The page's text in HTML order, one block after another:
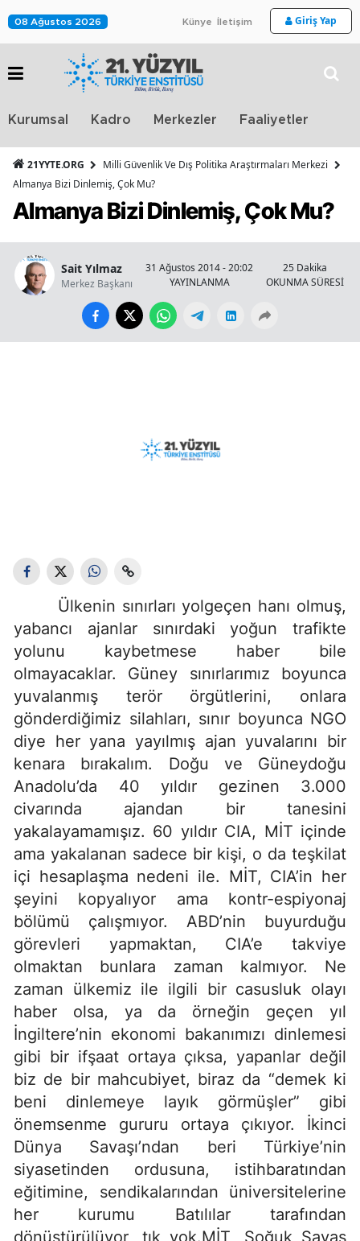
08 Ağustos 2026 Künye İletişim Giriş Yap
Kurumsal Kadro Merkezler Faaliyetler
21YYTE.ORG
Milli Güvenlik Ve Dış Politika Araştırmaları Merkezi
Almanya Bizi Dinlemiş, Çok Mu?
Almanya Bizi Dinlemiş, Çok Mu?
Sait Yılmaz
Merkez Başkanı
31 Ağustos 2014 - 20:02
YAYINLANMA
25 Dakika
OKUNMA SÜRESİ
Ülkenin sınırları yolgeçen hanı olmuş,
yabancı ajanlar sınırdaki yoğun trafikte
yolunu kaybetmese haber bile
olmayacaklar. Güney sınırlarımız boyunca
yuvalanmış terör örgütlerini, onlara
gönderdiğimiz silahları, sınır boyunca NGO
diye her yana yayılmış ajan yuvalarını bir
kenara bırakalım. Doğu ve Güneydoğu
Anadolu’da 40 yıldır gezinen 3.000
civarında ajandan bir tanesini
yakalayamamışız. 60 yıldır CIA, MİT içinde
ama yakalanan sadece bir kişi, o da teşkilat
içi hesaplaşma nedeni ile. MİT, CIA’in her
şeyini kopyalıyor ama kontr-espiyonaj
bölümü çalışmıyor. ABD’nin buyurduğu
görevleri yapmaktan, CIA’e takviye
olmaktan bunlara zaman kalmıyor. Ne
zaman ülkemiz ile ilgili bir casusluk olayı
haber olsa, ya da örneğin geçen yıl
İngiltere’nin ekonomi bakanımızı dinlemesi
gibi bir ifşaat ortaya çıksa, yapanlar değil
biz de bir mahcubiyet, biraz da “demek ki
beni dinlemeye layık görmüşler” gibi
önemsenme gururu ortaya çıkıyor. İkinci
Dünya Savaşı’ndan beri Türkiye’nin
siyasetinden ordusuna, istihbaratından
eğitimine, sendikalarından üniversitelerine
her kurumu Batılılar tarafından
dönüştürülüyor, tık yok.MİT, Soğuk Savaş